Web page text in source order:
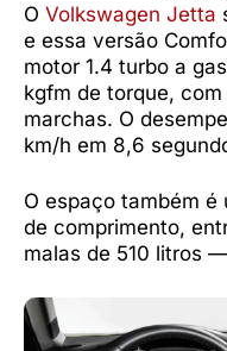
O Volkswagen Jetta
e essa versão
motor 1.4 turbo a
kgfm de torque,
marchas. O
km/h em 8,6
O espaço também
de comprimento,
malas de 510 litros